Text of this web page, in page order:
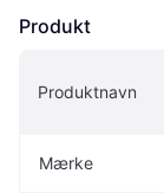
Produkt
Produktnavn
Mærke